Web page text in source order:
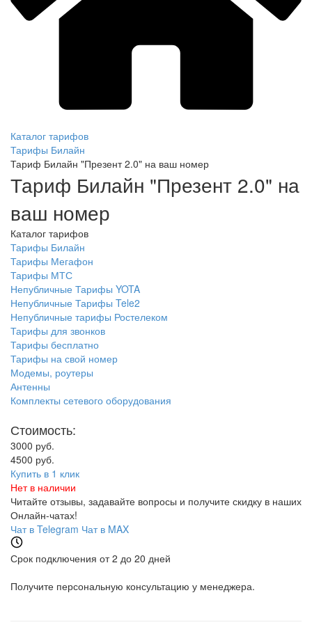
Каталог тарифов
Тарифы Билайн
Тариф Билайн "Презент 2.0" на ваш номер
Тариф Билайн "Презент 2.0" на
ваш номер
Каталог тарифов
Тарифы Билайн
Тарифы Мегафон
Тарифы МТС
Непубличные Тарифы YOTA
Непубличные Тарифы Tele2
Непубличные тарифы Ростелеком
Тарифы для звонков
Тарифы бесплатно
Тарифы на свой номер
Модемы, роутеры
Антенны
Комплекты сетевого оборудования
Стоимость:
3000 руб.
4500 руб.
Купить в 1 клик
Нет в наличии
Читайте отзывы, задавайте вопросы и получите скидку в наших
Онлайн-чатах!
Чат в Telegram Чат в MAX
Срок подключения от 2 до 20 дней
Получите персональную консультацию у менеджера.